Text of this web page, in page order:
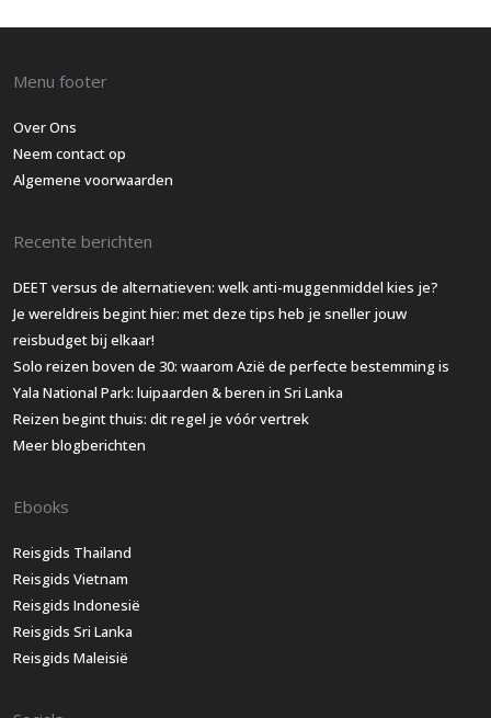
Menu footer
Over Ons
Neem contact op
Algemene voorwaarden
Recente berichten
DEET versus de alternatieven: welk anti-muggenmiddel kies je?
Je wereldreis begint hier: met deze tips heb je sneller jouw
reisbudget bij elkaar!
Solo reizen boven de 30: waarom Azië de perfecte bestemming is
Yala National Park: luipaarden & beren in Sri Lanka
Reizen begint thuis: dit regel je vóór vertrek
Meer blogberichten
Ebooks
Reisgids Thailand
Reisgids Vietnam
Reisgids Indonesië
Reisgids Sri Lanka
Reisgids Maleisië